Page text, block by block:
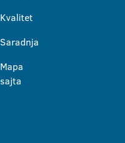
Kvalitet
Saradnja
Mapa
sajta